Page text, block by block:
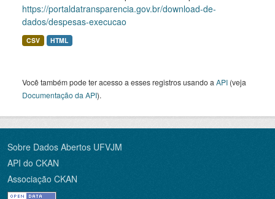
https://portaldatransparencia.gov.br/download-de-
dados/despesas-execucao
CSV HTML
Você também pode ter acesso a esses registros usando a API (veja
Documentação da API).
Sobre Dados Abertos UFVJM
API do CKAN
Associação CKAN